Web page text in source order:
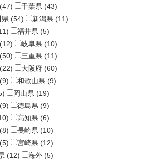
千葉県 (43)
県 (54)
新潟県 (11)
福井県 (5)
岐阜県 (10)
三重県 (11)
大阪府 (60)
和歌山県 (9)
岡山県 (19)
徳島県 (9)
高知県 (6)
長崎県 (10)
宮崎県 (12)
(12) 海外 (5)